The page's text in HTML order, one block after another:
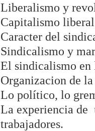
Liberalismo y
Capitalismo
Caracter del
Sindicalismo y
El sindicalismo
Organizacion de
Lo político, lo
La experiencia de
trabajadores.